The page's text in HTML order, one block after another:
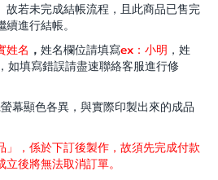
故若未完成結帳流程，且此商品已售完
進行結帳。
姓名 ， 姓名欄位請填寫ex：小明 ，姓
，如填寫錯誤請盡速聯絡客服進行修
幕顯色各異，與實際印製出來的成品
」，係於下訂後製作，故須先完成付款
後將無法取消訂單。